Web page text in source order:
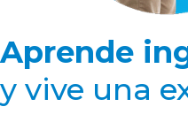
Aprende
y vive una